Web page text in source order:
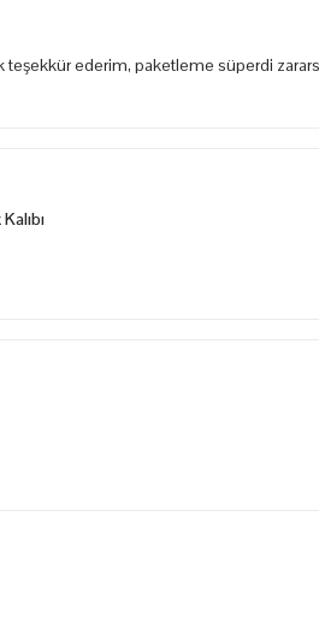
ederim, paketleme süperdi